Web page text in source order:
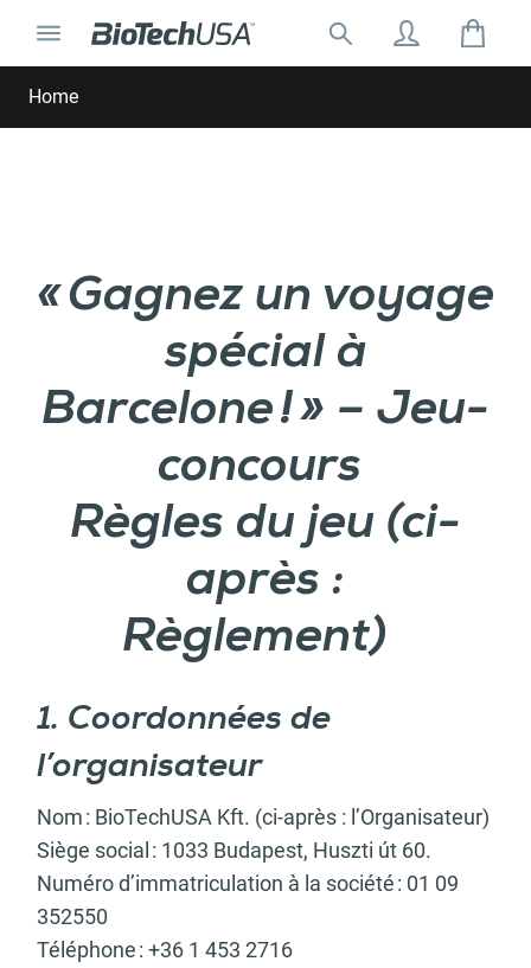
Basculer la navigation
Rechercher:
Home
« Gagnez un voyage
spécial à
Barcelone ! » – Jeu-
concours
Règles du jeu (ci-
après :
Règlement)
1. Coordonnées de
l’organisateur
Nom : BioTechUSA Kft. (ci-après : l’Organisateur)
Siège social : 1033 Budapest, Huszti út 60.
Numéro d’immatriculation à la société : 01 09
352550
Téléphone : +36 1 453 2716